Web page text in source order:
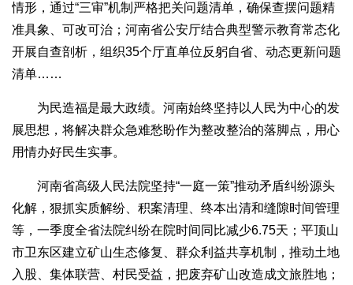
情形，通过“三审”机制严格把关问题清单，确保查摆问题精
准具象、可改可治；河南省公安厅结合典型警示教育常态化
开展自查剖析，组织35个厅直单位反躬自省、动态更新问题
清单……
为民造福是最大政绩。河南始终坚持以人民为中心的发
展思想，将解决群众急难愁盼作为整改整治的落脚点，用心
用情办好民生实事。
河南省高级人民法院坚持“一庭一策”推动矛盾纠纷源头
化解，狠抓实质解纷、积案清理、终本出清和缝隙时间管理
等，一季度全省法院纠纷在院时间同比减少6.75天；平顶山
市卫东区建立矿山生态修复、群众利益共享机制，推动土地
入股、集体联营、村民受益，把废弃矿山改造成文旅胜地；